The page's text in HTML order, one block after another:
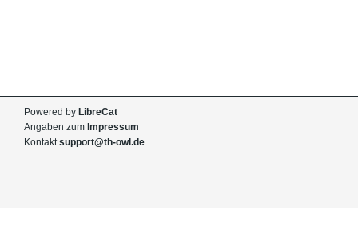
Powered by LibreCat
Angaben zum Impressum
Kontaktsupport@th-owl.de